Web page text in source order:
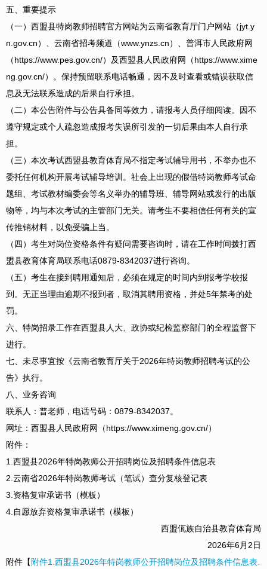
五、重要提示
（一）西盟县特岗教师招聘官方网站为云南省教育厅门户网站（jyt.y
n.gov.cn）、云南省招考频道（www.ynzs.cn）、普洱市人民政府网
（https://www.pes.gov.cn/）及西盟县人民政府网（https://www.xime
ng.gov.cn/）。保持预留联系电话畅通，因不及时查看或错误获取信
息及无法联系造成的后果自行承担。
（二）本公告附件与公告具备同等效力，请报考人员仔细阅读。因不
遵守规定或个人疏忽造成报考失误所引发的一切后果由本人自行承
担。
（三）本次考试西盟县教育体育局不指定考试辅导用书，不举办也不
委托任何机构开展考试辅导培训。社会上出现的假借特岗教师考试命
题组、考试教材编委会等名义举办的辅导班、辅导网站或发行的出版
物等，均与本次考试的主管部门无关。请考生不要相信任何有关的宣
传推销材料，以免受骗上当。
（四）考生对岗位资格条件有疑问需要咨询时，请在工作时间拨打西
盟县教育体育局联系电话0879-8342037进行咨询。
（五）考生在接到聘用通知后，必须在规定的时间内到报考学校报
到。无正当理由逾期不报到者，取消其聘用资格，并处5年禁考的处
罚。
六、特岗招录工作在西盟县人大、政协或纪检监察部门的全程监督下
进行。
七、未尽事宜按《云南省教育厅关于2026年特岗教师招聘考试的公
告》执行。
八、业务咨询
联系人：普老师，电话号码：0879-8342037。
网址：西盟县人民政府网（https://www.ximeng.gov.cn/）
附件：
1.西盟县2026年特岗教师公开招聘岗位及招聘条件信息表
2.云南省2026年特岗教师考试（笔试）查分复核登记表
3.资格复审承诺书（模板）
4.自愿放弃资格复审承诺书（模板）
西盟佤族自治县教育体育局
2026年6月2日
附件【 附件1.西盟县2026年特岗教师公开招聘岗位及招聘条件信息表.